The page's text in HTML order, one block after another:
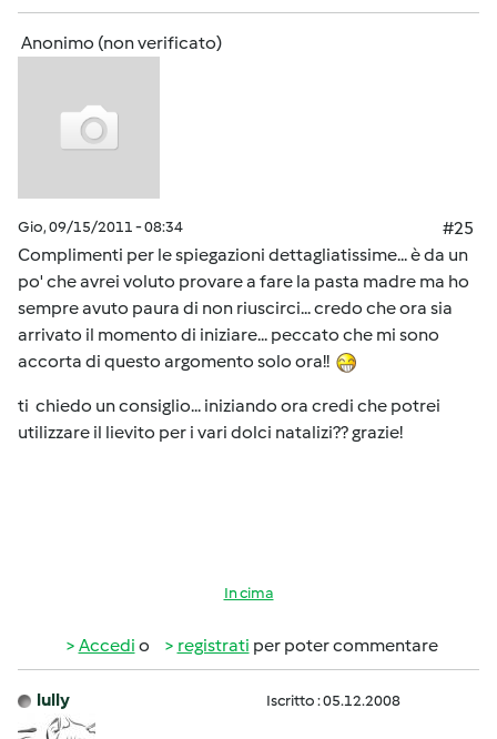
Anonimo (non verificato)
Gio, 09/15/2011 - 08:34
#25
Complimenti per le spiegazioni dettagliatissime... è da un
po' che avrei voluto provare a fare la pasta madre ma ho
sempre avuto paura di non riuscirci... credo che ora sia
arrivato il momento di iniziare... peccato che mi sono
accorta di questo argomento solo ora!!
ti chiedo un consiglio... iniziando ora credi che potrei
utilizzare il lievito per i vari dolci natalizi?? grazie!
In cima
Accedi o registrati per poter commentare
lully Iscritto : 05.12.2008